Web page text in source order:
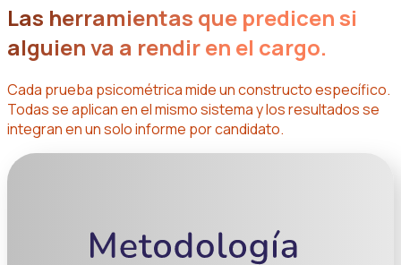
Las herramientas que predicen si
alguien va a rendir en el cargo.
Cada prueba psicométrica mide un constructo específico.
Todas se aplican en el mismo sistema y los resultados se
integran en un solo informe por candidato.